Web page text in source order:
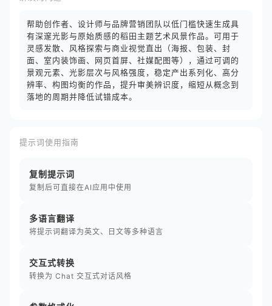
帮助创作者、设计师与品牌营销团队以低门槛快速生成具
有深邃光影与原始质感的稻田主题艺术风景作品。可用于
灵感发散、风格探索与商业视觉直出（海报、包装、封
面、室内装饰画、网页首屏、社媒配图等），通过可调的
景观元素、光影层次与风格强度，稳定产出系列化、高分
辨率、构图均衡的作品，提升审美辨识度，缩短从概念到
落地的周期并降低试错成本。
提示词使用指南
复制提示词
复制后可直接在AI应用中使用
多语言翻译
将提示词翻译为英文、日文等多种语言
交互式转换
转换为 Chat 交互式对话风格